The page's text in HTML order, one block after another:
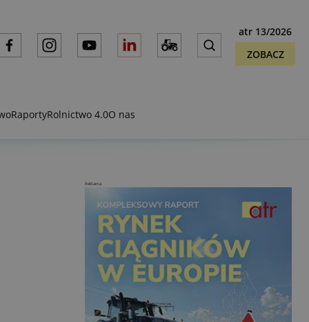
atr 13/2026
ZOBACZ
RaportyRolnictwo 4.0O nas
Reklama